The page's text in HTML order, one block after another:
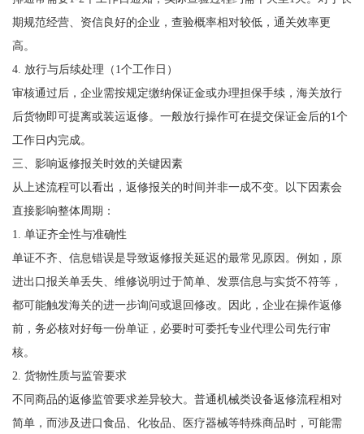
期规范经营、资信良好的企业，查验概率相对较低，通关效率更
高。
4. 放行与后续处理（1个工作日）
审核通过后，企业需按规定缴纳保证金或办理担保手续，海关放行
后货物即可提离或装运返修。一般放行操作可在提交保证金后的1个
工作日内完成。
三、影响返修报关时效的关键因素
从上述流程可以看出，返修报关的时间并非一成不变。以下因素会
直接影响整体周期：
1. 单证齐全性与准确性
单证不齐、信息错误是导致返修报关延迟的最常见原因。例如，原
进出口报关单丢失、维修说明过于简单、发票信息与实货不符等，
都可能触发海关的进一步询问或退回修改。因此，企业在操作返修
前，务必核对好每一份单证，必要时可委托专业代理公司先行审
核。
2. 货物性质与监管要求
不同商品的返修监管要求差异较大。普通机械类设备返修流程相对
简单，而涉及进口食品、化妆品、医疗器械等特殊商品时，可能需